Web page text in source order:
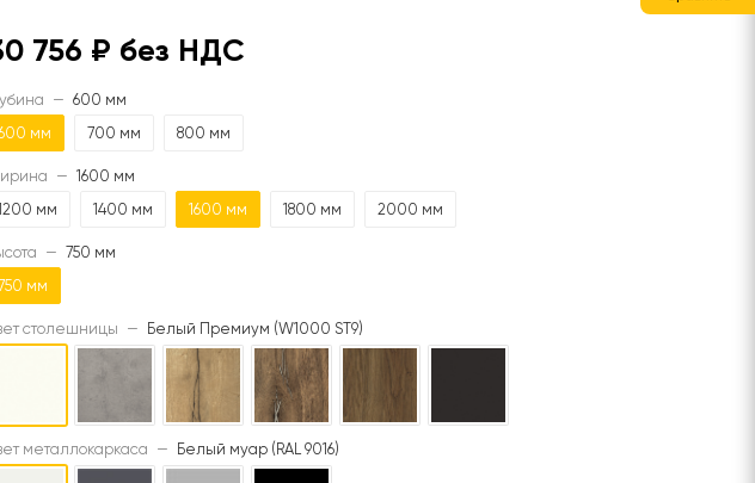
756 ₽ без НДС
— 600 мм
мм
700 мм 800 мм
— 1600 мм
мм
1400 мм 1600 мм 1800 мм 2000 мм
— 750 мм
мм
столешницы — Белый Премиум (W1000 ST9)
металлокаркаса — Белый муар (RAL 9016)